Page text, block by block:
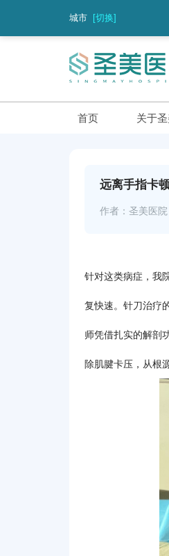
城市 [切换]
首页 关于
远离手指卡
作者：圣美医院
针对这类病症，我
复快速。针刀治疗
师凭借扎实的解剖
除肌腱卡压，从根